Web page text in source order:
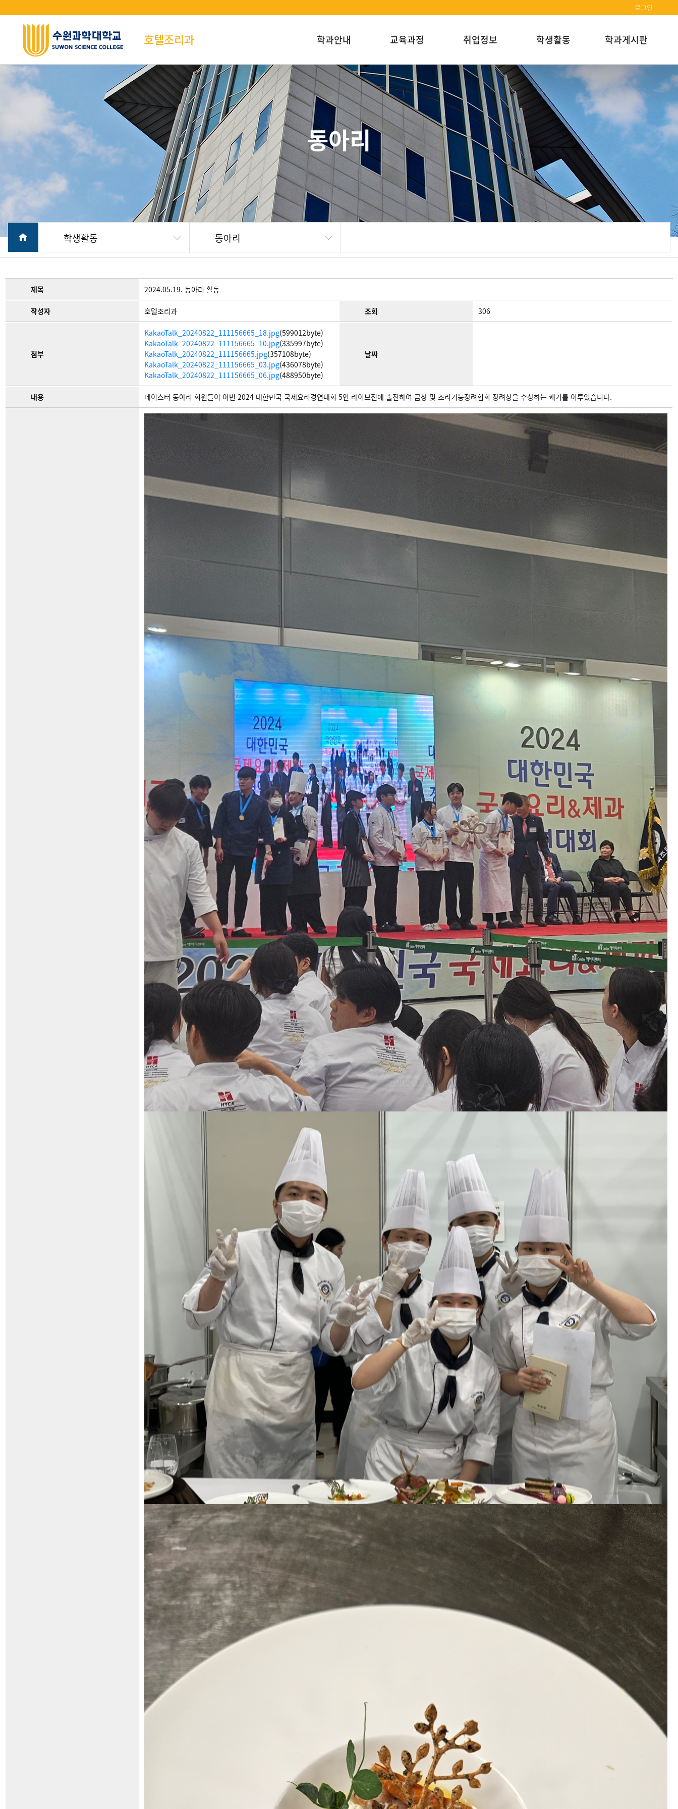
로그인
호텔조리과 학과안내 교육과정 취업정보 학생활동 학과게시판
동아리
학생활동 동아리
제목 2024.05.19. 동아리 활동
작성자 호텔조리과 조회 306
첨부
KakaoTalk_20240822_111156665_18.jpg(599012byte)
KakaoTalk_20240822_111156665_10.jpg(335997byte)
KakaoTalk_20240822_111156665.jpg(357108byte)
KakaoTalk_20240822_111156665_03.jpg(436078byte)
KakaoTalk_20240822_111156665_06.jpg(488950byte)
날짜
내용 테이스터 동아리 회원들이 이번 2024 대한민국 국제요리경연대회 5인 라이브전에 출전하여 금상 및 조리기능장려협회 장려상을 수상하는 쾌거를 이루었습니다.